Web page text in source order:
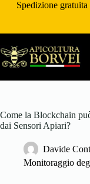
SaltaSpedizione
Come la Blockchain
dai Sensori Apiari?
Davide
Monitoraggio